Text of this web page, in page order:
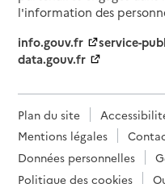
l'information des
info.gouv.fr
service-
data.gouv.fr
Plan du site
Mentions légales
Données personnelles
Politique des cookies